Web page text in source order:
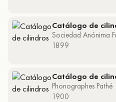
Catálogo de
Sociedad Anónima
1899
Catálogo de
Phonographes Pathé
1900